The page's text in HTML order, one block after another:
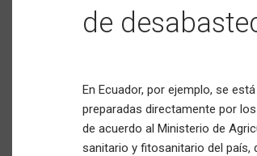
de
En Ecuador, por ejemplo, se
preparadas directamente por
de acuerdo al Ministerio de
sanitario y fitosanitario del país,